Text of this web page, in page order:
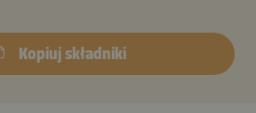
Kopiuj składniki